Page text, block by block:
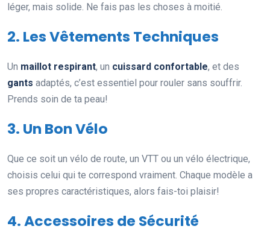
léger, mais solide. Ne fais pas les choses à moitié.
2. Les Vêtements Techniques
Un maillot respirant, un cuissard confortable, et des
gants adaptés, c’est essentiel pour rouler sans souffrir.
Prends soin de ta peau!
3. Un Bon Vélo
Que ce soit un vélo de route, un VTT ou un vélo électrique,
choisis celui qui te correspond vraiment. Chaque modèle a
ses propres caractéristiques, alors fais-toi plaisir!
4. Accessoires de Sécurité